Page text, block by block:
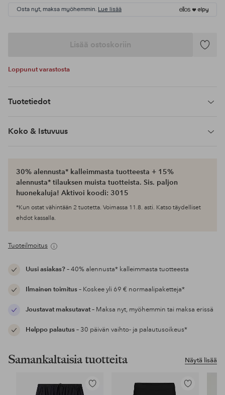
Osta nyt, maksa myöhemmin. Lue lisää
Lisää ostoskoriin
Lisää
Loppunut varastosta
Tuotetiedot
Koko & Istuvuus
30% alennusta* kalleimmasta tuotteesta + 15%
alennusta* tilauksen muista tuotteista. Sis. paljon
huonekaluja! Aktivoi koodi: 3015
*Kun ostat vähintään 2 tuotetta. Voimassa 11.8. asti. Katso täydelliset
ehdot kassalla.
Tuoteilmoitus
Uusi asiakas?– 40% alennusta* kalleimmasta tuotteesta
Ilmainen toimitus– Koskee yli 69 € normaalipaketteja*
Joustavat maksutavat– Maksa nyt, myöhemmin tai maksa erissä
Helppo palautus– 30 päivän vaihto- ja palautusoikeus*
Näytä lisää
Samankaltaisia tuotteita
Lisää
Lisää